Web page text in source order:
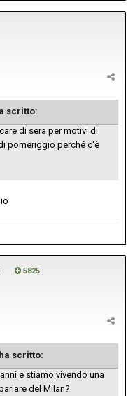
scritto:
di sera per motivi di
pomeriggio perché c'è
5825
ha scritto:
e stiamo vivendo una
del Milan?